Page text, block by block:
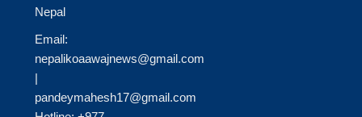
Nepal
Email:
nepalikoaawajnews@gmail.com
|
pandeymahesh17@gmail.com